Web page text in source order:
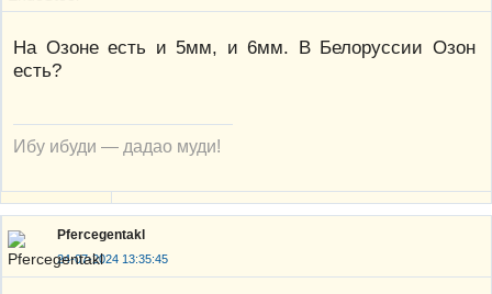
На Озоне есть и 5мм, и 6мм. В Белоруссии Озон
есть?
Ибу ибуди — дадао муди!
Pfercegentakl
24-07-2024 13:35:45